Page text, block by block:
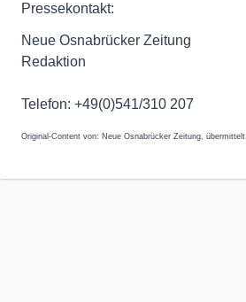
Pressekontakt:
Neue Osnabrücker Zeitung
Redaktion
Telefon: +49(0)541/310 207
Original-Content von: Neue Osnabrücker Zeitung, übermittelt